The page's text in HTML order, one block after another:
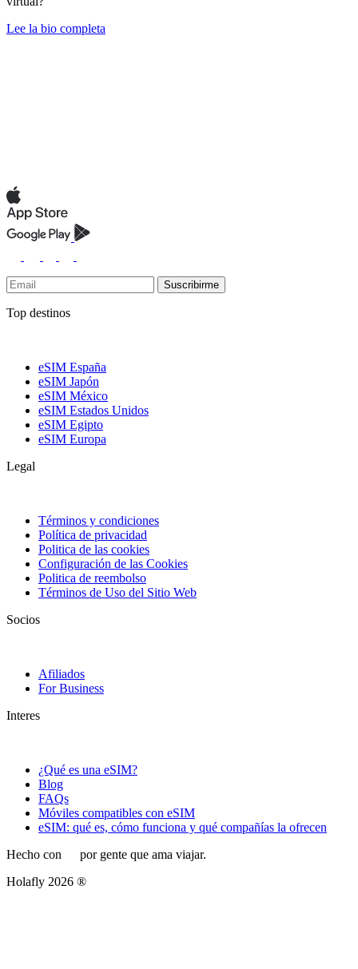
Lee la bio completa
Suscribirme
Top destinos
eSIM España
eSIM Japón
eSIM México
eSIM Estados Unidos
eSIM Egipto
eSIM Europa
Legal
Términos y condiciones
Política de privacidad
Politica de las cookies
Configuración de las Cookies
Politica de reembolso
Términos de Uso del Sitio Web
Socios
Afiliados
For Business
Interes
¿Qué es una eSIM?
Blog
FAQs
Móviles compatibles con eSIM
eSIM: qué es, cómo funciona y qué compañías la ofrecen
Hecho con
por gente que ama viajar.
Holafly 2026 ®